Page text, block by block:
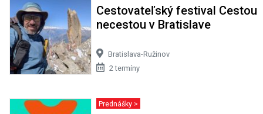
Cestovateľský festival Cestou
necestou v Bratislave
Bratislava-Ružinov
2 termíny
Prednášky >